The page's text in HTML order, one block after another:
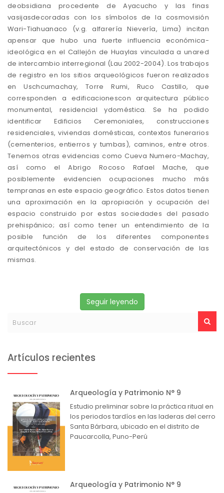
deobsidiana procedente de Ayacucho y las finas
vasijasdecoradas con los símbolos de la cosmovisión
Wari-Tiahuanaco (v.g. alfarería Nievería, Lima) incitan
apensar que hubo una fuerte influencia económica-
ideológica en el Callejón de Huaylas vinculada a unared
de intercambio interregional (Lau 2002-2004). Los trabajos
de registro en los sitios arqueológicos fueron realizados
en Uschcumachay, Torre Rumi, Ruco Castillo, que
corresponden a edificacionescon arquitectura público
monumental, residencial ydoméstica. Se ha podido
identificar Edificios Ceremoniales, construcciones
residenciales, viviendas domésticas, contextos funerarios
(cementerios, entierros y tumbas), caminos, entre otros.
Tenemos otras evidencias como Cueva Numero-Machay,
así como el Abrigo Rocoso Rafael Mache, que
posiblemente evidencien ocupaciones mucho más
tempranas en este espacio geográfico. Estos datos tienen
una aproximación en la apropiación y ocupación del
espacio construido por estas sociedades del pasado
prehispánico; así como tener un entendimiento de la
posible función de los diferentes componentes
arquitectónicos y del estado de conservación de las
mismas.
Seguir leyendo
Artículos recientes
Arqueología y Patrimonio N° 9
Estudio preliminar sobre la práctica ritual en
los periodos tardíos en las laderas del cerro
Santa Bárbara, ubicado en el distrito de
Paucarcolla, Puno-Perú
Arqueología y Patrimonio N° 9